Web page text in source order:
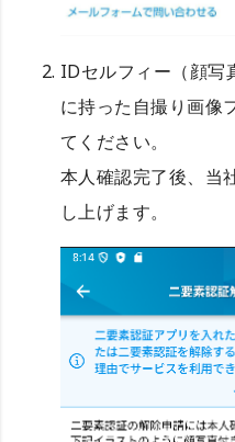
IDセルフィー（顔写
に持った自撮り画像
てください。
本人確認完了後、当
し上げます。